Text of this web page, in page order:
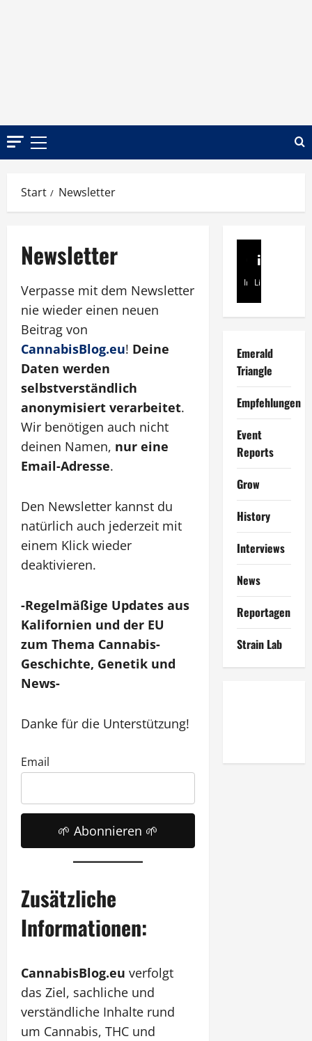
Primäres
Start Newsletter
Newsletter
Verpasse mit dem Newsletter
nie wieder einen neuen
Beitrag von
CannabisBlog.eu! Deine
Daten werden
selbstverständlich
anonymisiert verarbeitet.
Wir benötigen auch nicht
deinen Namen, nur eine
Email-Adresse.
Den Newsletter kannst du
natürlich auch jederzeit mit
einem Klick wieder
deaktivieren.
-Regelmäßige Updates aus
Kalifornien und der EU
zum Thema Cannabis-
Geschichte, Genetik und
News-
Danke für die Unterstützung!
Email
Zusätzliche
Informationen:
CannabisBlog.eu verfolgt
das Ziel, sachliche und
verständliche Inhalte rund
um Cannabis, THC und
Instagram
Linkedin
Emerald
Triangle
Empfehlungen
Event
Reports
Grow
History
Interviews
News
Reportagen
Strain Lab